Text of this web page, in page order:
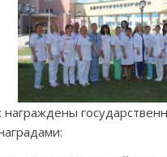
награждены